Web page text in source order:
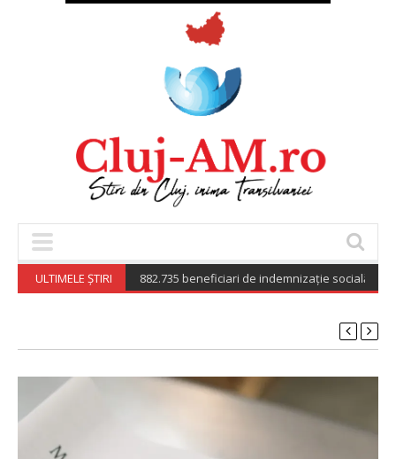
ULTIMELE ȘTIRI
Publice (CNPP): 882.735 beneficiari de indemnizație socială pentru